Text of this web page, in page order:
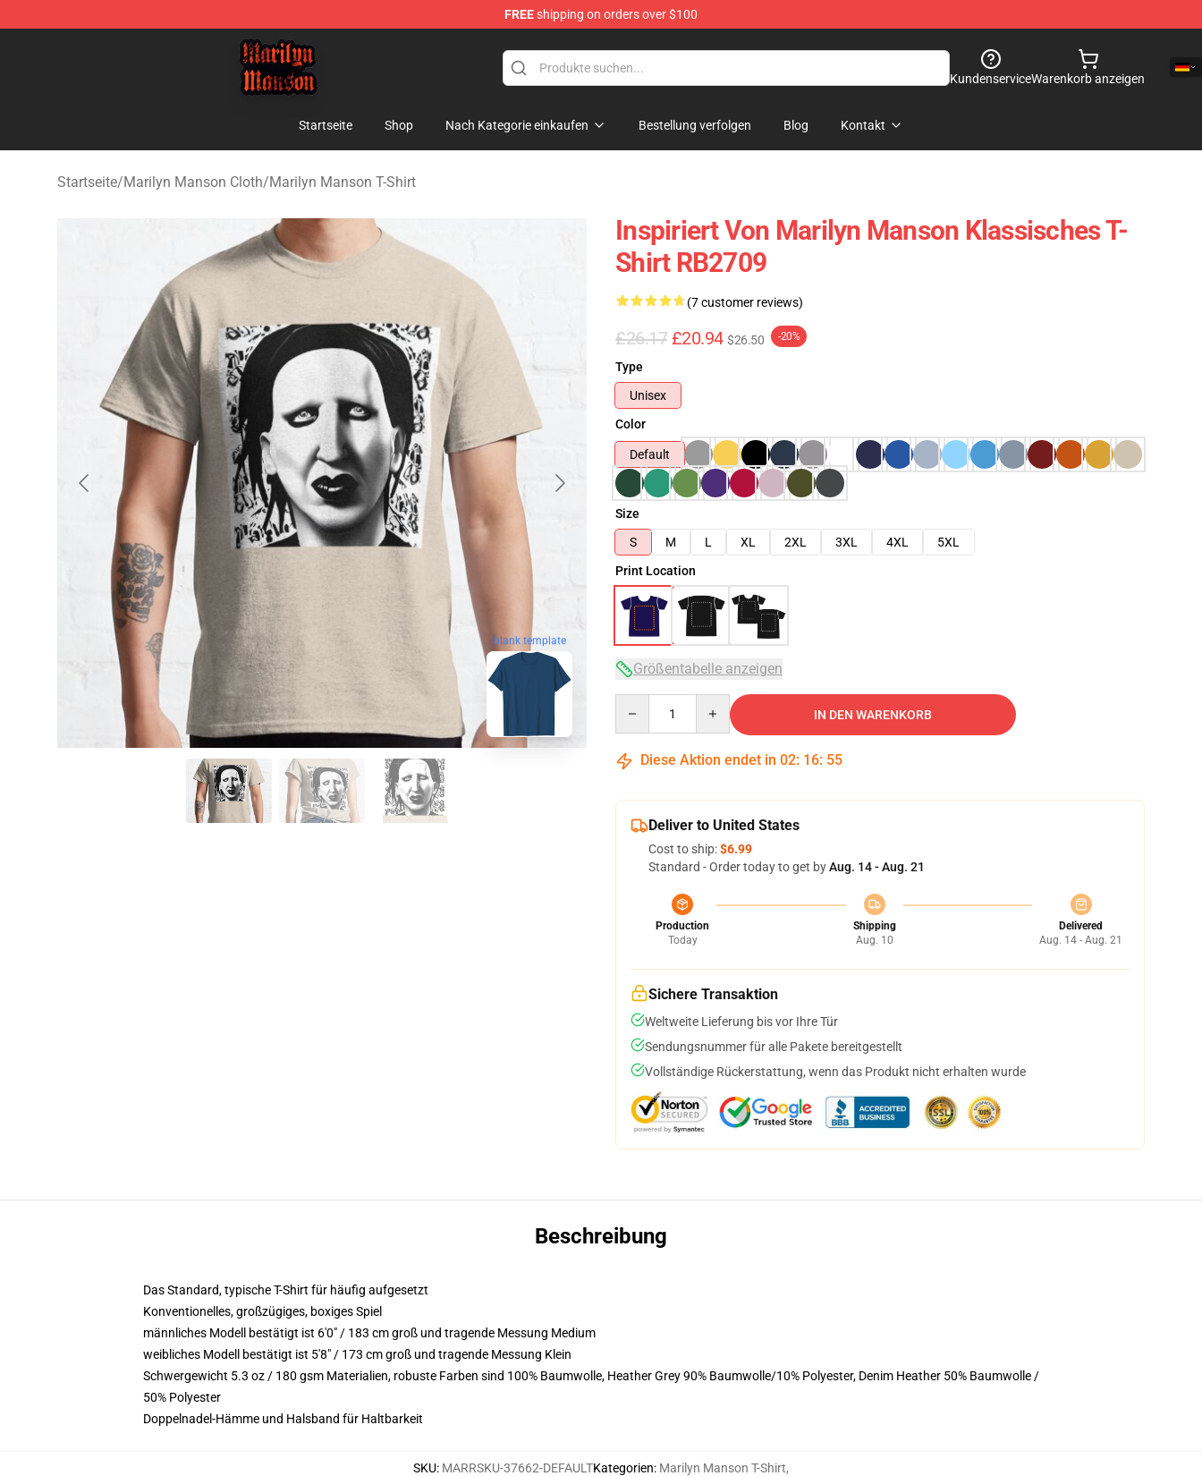
FREEshipping on orders over $100
Marilyn Manson Shop - Official Marilyn Manson Merchandise Store
KundenserviceWarenkorb anzeigen
Startseite Shop Nach Kategorie einkaufen Bestellung verfolgen Blog Kontakt
Startseite/Marilyn Manson Cloth/Marilyn Manson T-Shirt
blank template
Inspiriert Von Marilyn Manson Klassisches T-
Shirt RB2709
(7 customer reviews)
£26.17 £20.94 $26.50 -20%
Type
Unisex
Color
Default
Size
S
M L XL 2XL 3XL 4XL
5XL
Print Location
Größentabelle anzeigen
IN DEN WARENKORB
Diese Aktion endet in 02: 16: 54
Deliver to United States
Cost to ship:$6.99
Standard - Order today to get byAug. 14 - Aug. 21
Production
Today
Shipping
Aug. 10
Delivered
Aug. 14 - Aug. 21
Sichere Transaktion
Weltweite Lieferung bis vor Ihre Tür
Sendungsnummer für alle Pakete bereitgestellt
Vollständige Rückerstattung, wenn das Produkt nicht erhalten wurde
Beschreibung
Das Standard, typische T-Shirt für häufig aufgesetzt
Konventionelles, großzügiges, boxiges Spiel
männliches Modell bestätigt ist 6'0" / 183 cm groß und tragende Messung Medium
weibliches Modell bestätigt ist 5'8" / 173 cm groß und tragende Messung Klein
Schwergewicht 5.3 oz / 180 gsm Materialien, robuste Farben sind 100% Baumwolle, Heather Grey 90% Baumwolle/10% Polyester, Denim Heather 50% Baumwolle /
50% Polyester
Doppelnadel-Hämme und Halsband für Haltbarkeit
SKU: MARRSKU-37662-DEFAULTKategorien: Marilyn Manson T-Shirt,